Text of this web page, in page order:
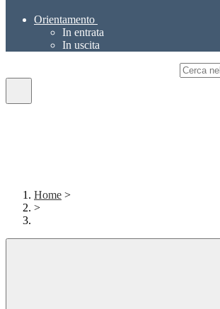
Orientamento
In entrata
In uscita
Home >
>